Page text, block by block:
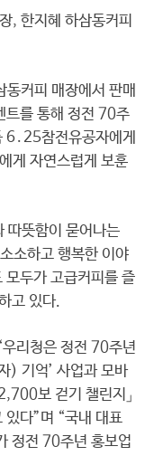
, 한지혜 하삼동커피
커피 매장에서 판매
트를 통해 정전 70주
6․25참전유공자에게
게 자연스럽게 보훈
따뜻함이 묻어나는
소하고 행복한 이야
모두가 고급커피를 즐
고 있다.
리청은 정전 70주년
) 기억’ 사업과 모바
보 걷기 챌린지」
있다”며 “국내 대표
정전 70주년 홍보업